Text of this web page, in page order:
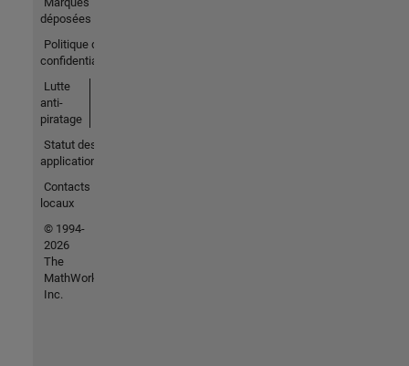
déposées
Politique de
confidentialité
Lutte
anti-
piratage
Statut des
applications
Contacts
locaux
© 1994-
2026
The
MathWorks,
Inc.